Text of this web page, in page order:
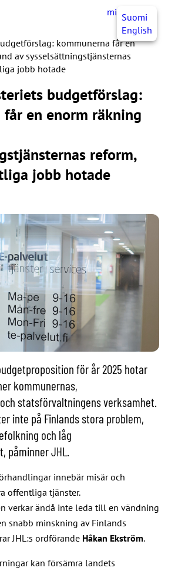
mittJHL SV
Suomi
English
kommunerna får en
av sysselsättningstjänsternas
jobb hotade
budgetförslag:
en enorm räkning
reform,
jobb hotade
för år 2025 hotar
kommunernas,
statsförvaltningens verksamhet.
inte på Finlands stora problem,
och låg
JHL.
innebär misär och
offentliga tjänster.
verkar ändå inte leda till en vändning
snabb minskning av Finlands
JHL:s ordförande Håkan Ekström.
kan försämra landets